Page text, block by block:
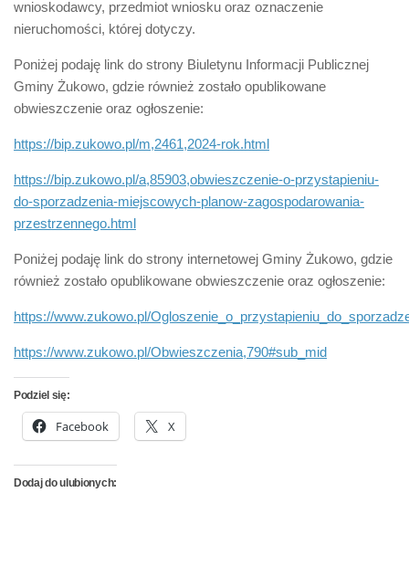
wnioskodawcy, przedmiot wniosku oraz oznaczenie
nieruchomości, której dotyczy.
Poniżej podaję link do strony Biuletynu Informacji Publicznej
Gminy Żukowo, gdzie również zostało opublikowane
obwieszczenie oraz ogłoszenie:
https://bip.zukowo.pl/m,2461,2024-rok.html
https://bip.zukowo.pl/a,85903,obwieszczenie-o-przystapieniu-
do-sporzadzenia-miejscowych-planow-zagospodarowania-
przestrzennego.html
Poniżej podaję link do strony internetowej Gminy Żukowo, gdzie
również zostało opublikowane obwieszczenie oraz ogłoszenie:
https://www.zukowo.pl/
https://www.zukowo.pl/Obwieszczenia,790#sub_mid
Podziel się:
Facebook X
Dodaj do ulubionych: